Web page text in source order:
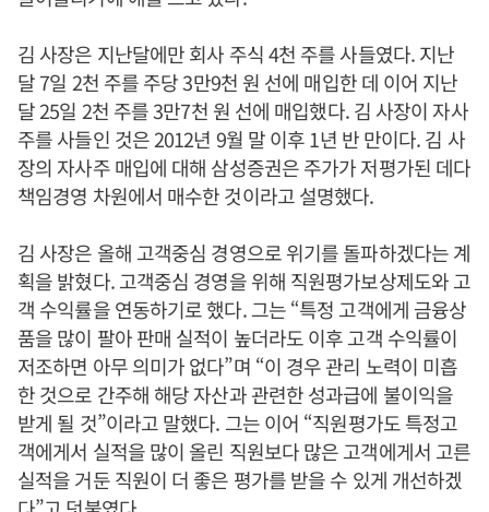
김 사장은 지난달에만 회사 주식 4천 주를 사들였다. 지난
달 7일 2천 주를 주당 3만9천 원 선에 매입한 데 이어 지난
달 25일 2천 주를 3만7천 원 선에 매입했다. 김 사장이 자사
주를 사들인 것은 2012년 9월 말 이후 1년 반 만이다. 김 사
장의 자사주 매입에 대해 삼성증권은 주가가 저평가된 데다
책임경영 차원에서 매수한 것이라고 설명했다.
김 사장은 올해 고객중심 경영으로 위기를 돌파하겠다는 계
획을 밝혔다. 고객중심 경영을 위해 직원평가보상제도와 고
객 수익률을 연동하기로 했다. 그는 “특정 고객에게 금융상
품을 많이 팔아 판매 실적이 높더라도 이후 고객 수익률이
저조하면 아무 의미가 없다”며 “이 경우 관리 노력이 미흡
한 것으로 간주해 해당 자산과 관련한 성과급에 불이익을
받게 될 것”이라고 말했다. 그는 이어 “직원평가도 특정고
객에게서 실적을 많이 올린 직원보다 많은 고객에게서 고른
실적을 거둔 직원이 더 좋은 평가를 받을 수 있게 개선하겠